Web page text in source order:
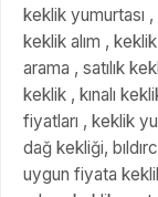
keklik yumurtası
keklik alım ,
arama , satılık
keklik , kınalı
fiyatları , keklik
dağ kekliği,
uygun fiyata